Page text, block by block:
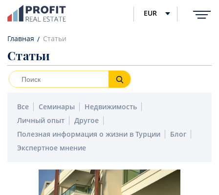
EUR
Главная Статьи
Статьи
Все Семинары
Недвижимость
Личный опыт
Другое
Полезная информация о жизни в Турции
Блог
Экспертное мнение